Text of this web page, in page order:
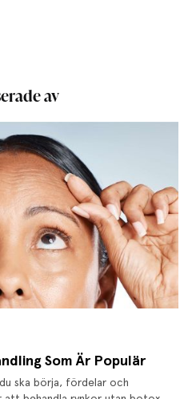
av
Som Är Populär
ska börja, fördelar och